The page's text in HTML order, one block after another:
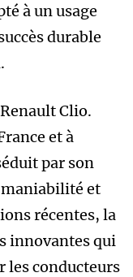
à un usage
durable
Clio.
et à
par son
et
récentes, la
innovantes qui
les conducteurs